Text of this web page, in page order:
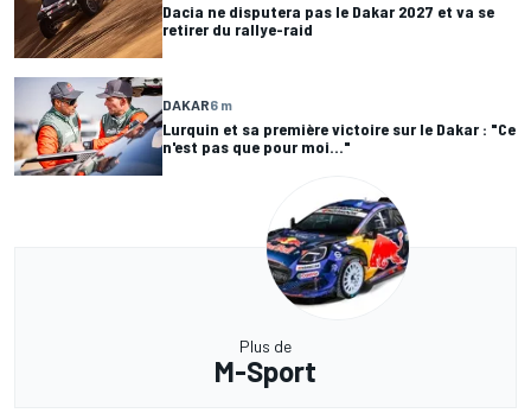
Dacia ne disputera pas le Dakar 2027 et va se
retirer du rallye-raid
DAKAR6 m
Lurquin et sa première victoire sur le Dakar : "Ce
n'est pas que pour moi..."
Plus de
M-Sport